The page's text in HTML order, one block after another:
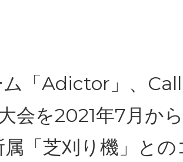
ム「Adictor」、
会を2021年7月か
「芝刈り機」との